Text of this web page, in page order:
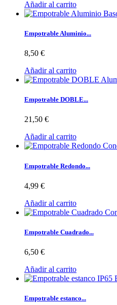
Añadir al carrito
Empotrable Aluminio...
8,50 €
Añadir al carrito
Empotrable DOBLE...
21,50 €
Añadir al carrito
Empotrable Redondo...
4,99 €
Añadir al carrito
Empotrable Cuadrado...
6,50 €
Añadir al carrito
Empotrable estanco...